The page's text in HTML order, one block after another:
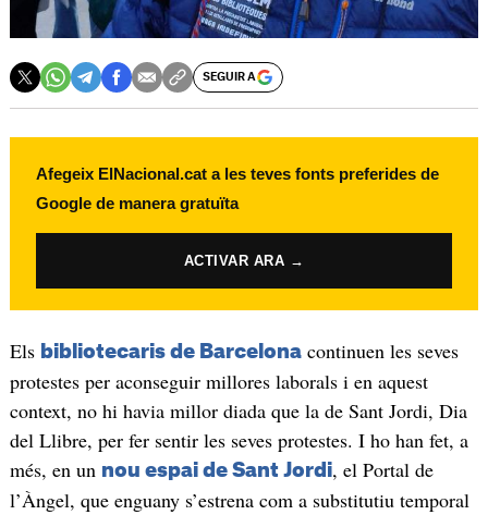
SEGUIR A
Afegeix ElNacional.cat a les teves fonts preferides de
Google de manera gratuïta
ACTIVAR ARA →
Els bibliotecaris de Barcelonacontinuen les seves
protestes per aconseguir millores laborals i en aquest
context, no hi havia millor diada que la de Sant Jordi, Dia
del Llibre, per fer sentir les seves protestes. I ho han fet, a
més, en un nou espai de Sant Jordi, el Portal de
l’Àngel, que enguany s’estrena com a substitutiu temporal